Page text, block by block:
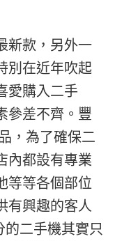
新款，另外一
別在近年吹起
愛購入二手
參差不齊。豐
，為了確保二
內都設有專業
等等各個部位
有興趣的客人
二手機其實只